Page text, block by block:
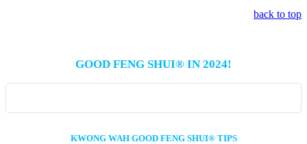
back to top
GOOD FENG SHUI® IN 2024!
KWONG WAH GOOD FENG SHUI® TIPS